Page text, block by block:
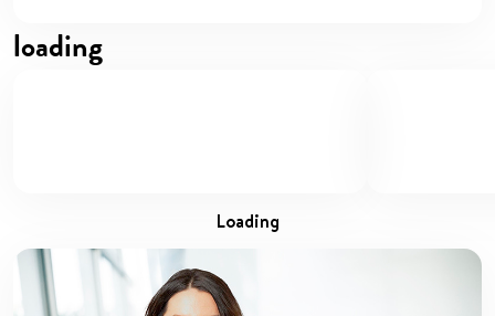
loading
loading